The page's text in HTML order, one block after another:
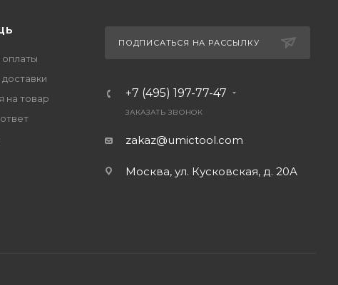
оплаты
на товар
ПОДПИСАТЬСЯ НА РАССЫЛКУ
+7 (495) 197-77-47
ЗАКАЗАТЬ ЗВОНОК
zakaz@umictool.com
Москва, ул. Кусковская, д. 20А